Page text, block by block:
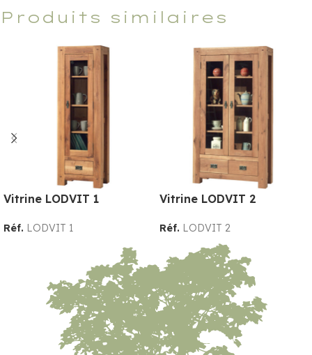
Produits similaires
Vitrine LODVIT 1
Réf. LODVIT 1
Vitrine LODVIT 2
Réf. LODVIT 2